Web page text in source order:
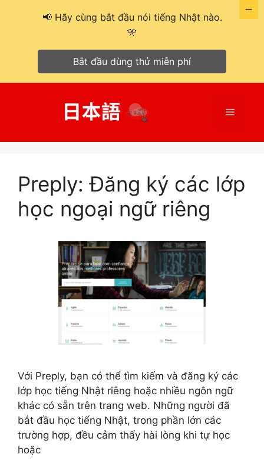
Menu
Preply: Đăng ký các lớp
học ngoại ngữ riêng
Với Preply, bạn có thể tìm kiếm và đăng ký các
lớp học tiếng Nhật riêng hoặc nhiều ngôn ngữ
khác có sẵn trên trang web. Những người đã
bắt đầu học tiếng Nhật, trong phần lớn các
trường hợp, đều cảm thấy hài lòng khi tự học
hoặc
📢 Hãy cùng bắt đầu nói tiếng Nhật nào.
🎌
Bắt đầu dùng thử miễn phí